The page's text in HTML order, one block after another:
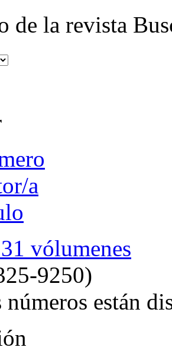
de la revista
a
vólumenes
9250)
están